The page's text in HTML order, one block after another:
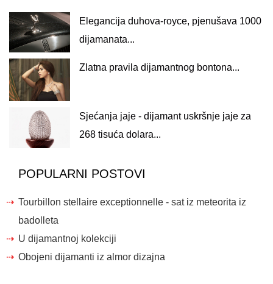
Elegancija duhova-royce, pjenušava 1000
dijamanata...
Zlatna pravila dijamantnog bontona...
Sjećanja jaje - dijamant uskršnje jaje za
268 tisuća dolara...
POPULARNI POSTOVI
Tourbillon stellaire exceptionnelle - sat iz meteorita iz
badolleta
U dijamantnoj kolekciji
Obojeni dijamanti iz almor dizajna